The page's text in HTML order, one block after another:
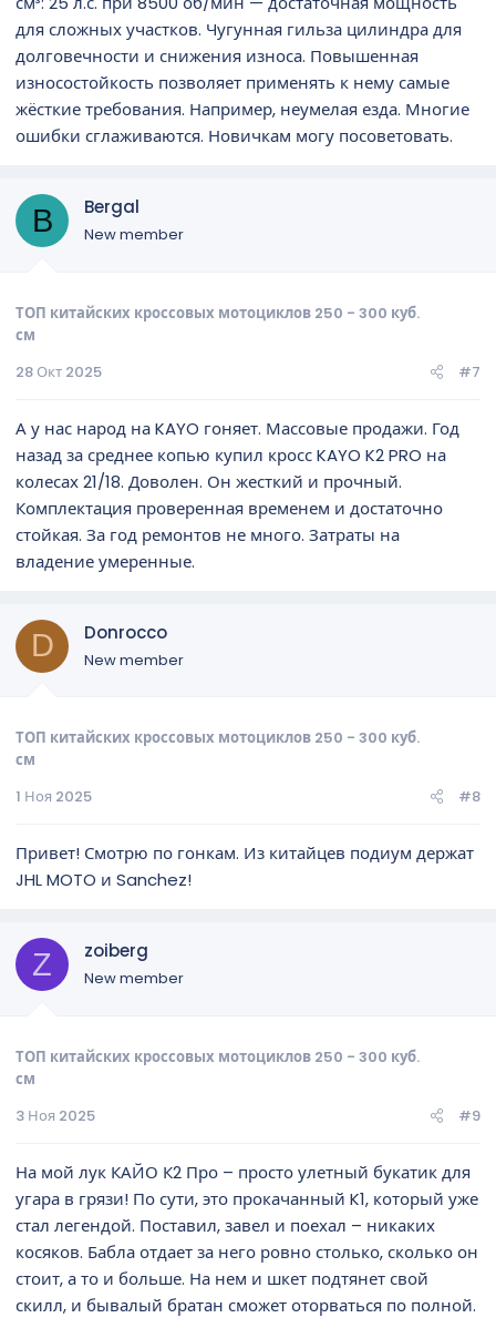
для сложных участков. Чугунная гильза цилиндра для
долговечности и снижения износа. Повышенная
износостойкость позволяет применять к нему самые
жёсткие требования. Например, неумелая езда. Многие
ошибки сглаживаются. Новичкам могу посоветовать.
B Bergal
New member
ТОП китайских кроссовых мотоциклов 250 - 300 куб.
см
28 Окт 2025
#7
А у нас народ на KAYO гоняет. Массовые продажи. Год
назад за среднее копью купил кросс KAYO K2 PRO на
колесах 21/18. Доволен. Он жесткий и прочный.
Комплектация проверенная временем и достаточно
стойкая. За год ремонтов не много. Затраты на
владение умеренные.
D Donrocco
New member
ТОП китайских кроссовых мотоциклов 250 - 300 куб.
см
1 Ноя 2025
#8
Привет! Смотрю по гонкам. Из китайцев подиум держат
JHL MOTO и Sanchez!
Z zoiberg
New member
ТОП китайских кроссовых мотоциклов 250 - 300 куб.
см
3 Ноя 2025
#9
На мой лук КАЙО К2 Про – просто улетный букатик для
угара в грязи! По сути, это прокачанный K1, который уже
стал легендой. Поставил, завел и поехал – никаких
косяков. Бабла отдает за него ровно столько, сколько он
стоит, а то и больше. На нем и шкет подтянет свой
скилл, и бывалый братан сможет оторваться по полной.